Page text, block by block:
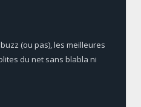
(ou pas), les meilleures
du net sans blabla ni